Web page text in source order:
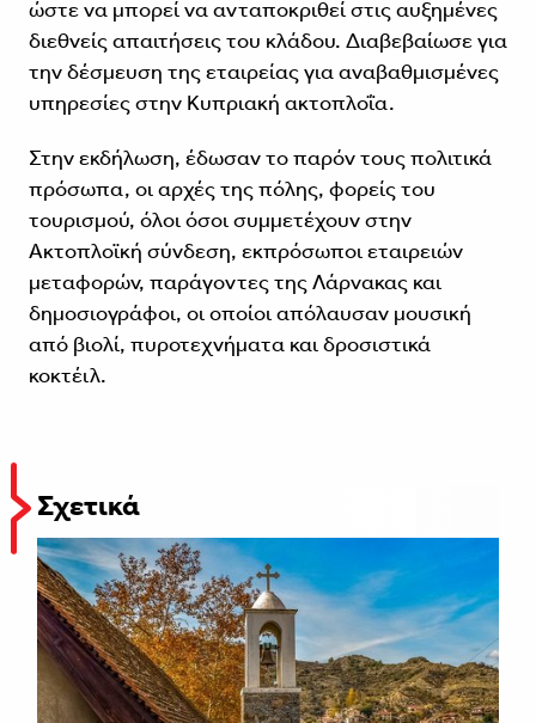
ώστε να μπορεί να ανταποκριθεί στις αυξημένες
διεθνείς απαιτήσεις του κλάδου. Διαβεβαίωσε για
την δέσμευση της εταιρείας για αναβαθμισμένες
υπηρεσίες στην Κυπριακή ακτοπλοΐα.
Στην εκδήλωση, έδωσαν το παρόν τους πολιτικά
πρόσωπα, οι αρχές της πόλης, φορείς του
τουρισμού, όλοι όσοι συμμετέχουν στην
Ακτοπλοϊκή σύνδεση, εκπρόσωποι εταιρειών
μεταφορών, παράγοντες της Λάρνακας και
δημοσιογράφοι, οι οποίοι απόλαυσαν μουσική
από βιολί, πυροτεχνήματα και δροσιστικά
κοκτέιλ.
Σχετικά